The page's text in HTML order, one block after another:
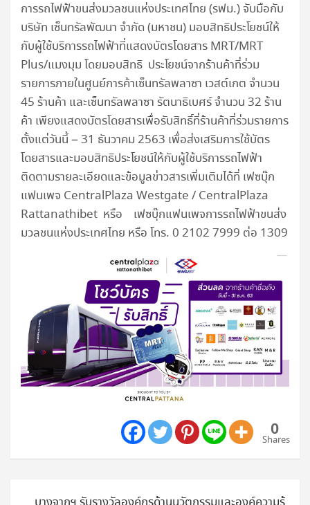
การรถไฟฟ้าขนส่งมวลชนแห่งประเทศไทย (รฟม.) จับมือกับ
บริษัท เซ็นทรัลพัฒนา จำกัด (มหาชน) มอบสิทธิประโยชน์ให้
กับผู้ใช้บริการรถไฟฟ้าที่แสดงบัตรโดยสาร MRT/MRT
Plus/แมงมุม โดยมอบสิทธิ ประโยชน์จากร้านค้าที่ร่วม
รายการภายในศูนย์การค้าเซ็นทรัลพลาซา เวสต์เกต จำนวน
45 ร้านค้า และเซ็นทรัลพลาซา รัตนาธิเบศร์ จำนวน 32 ร้าน
ค้า เพียงแสดงบัตรโดยสารเพื่อรับสิทธิ์ที่ร้านค้าที่ร่วมรายการ
ตั้งแต่วันนี้ – 31 ธันวาคม 2563 เพื่อส่งเสริมการใช้บัตร
โดยสารและมอบสิทธิประโยชน์ให้กับผู้ใช้บริการรถไฟฟ้า
ติดตามรายละเอียดและข้อมูลข่าวสารเพิ่มเติมได้ที่ เฟซบุ๊ก
แฟนเพจ CentralPlaza Westgate / CentralPlaza
Rattanathibet หรือ เฟซบุ๊กแฟนเพจการรถไฟฟ้าขนส่ง
มวลชนแห่งประเทศไทย หรือ โทร. 0 2102 7999 ต่อ 1309
0
Shares